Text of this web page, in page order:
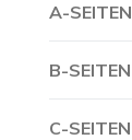
A-SEITEN
B-SEITEN
C-SEITEN